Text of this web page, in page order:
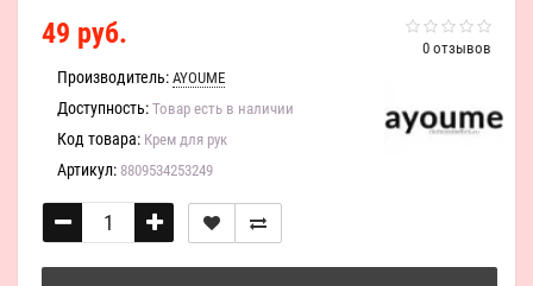
0 отзывов
49 руб.
Производитель: AYOUME
Доступность: Товар есть в наличии
Код товара: Крем для рук
Артикул: 8809534253249